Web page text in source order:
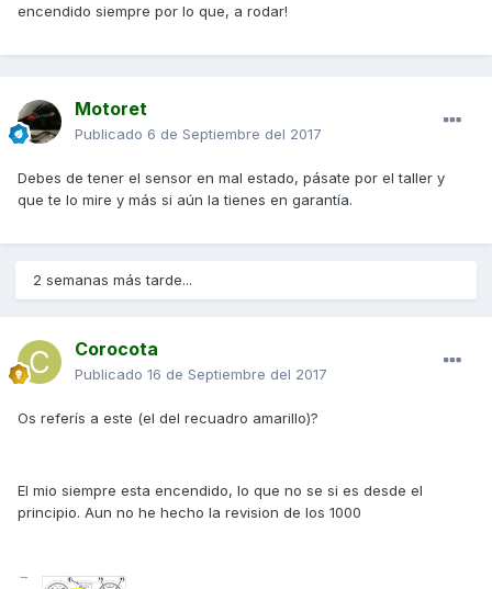
encendido siempre por lo que, a rodar!
Motoret
Publicado 6 de Septiembre del 2017
Debes de tener el sensor en mal estado, pásate por el taller y
que te lo mire y más si aún la tienes en garantía.
2 semanas más tarde...
Corocota
Publicado 16 de Septiembre del 2017
Os referís a este (el del recuadro amarillo)?
El mio siempre esta encendido, lo que no se si es desde el
principio. Aun no he hecho la revision de los 1000